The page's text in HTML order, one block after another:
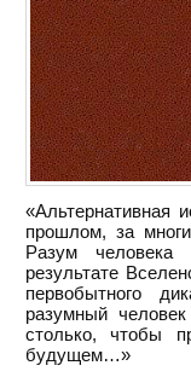
«Альтернативная
прошлом, за
Разум человека
результате
первобытного
разумный
столько, чтобы
будущем…»